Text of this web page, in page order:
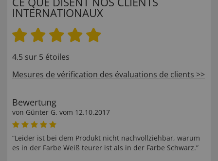
INTERNATIONAUX
4.5 sur 5 étoiles
Mesures de vérification des évaluations de clients >>
Bewertung
von Günter G. vom 12.10.2017
“Leider ist bei dem Produkt nicht nachvollziehbar, warum
es in der Farbe Weiß teurer ist als in der Farbe Schwarz.”